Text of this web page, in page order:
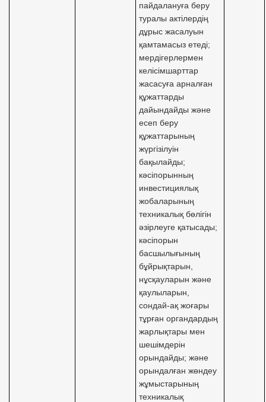
пайдалануға беру
туралы актілердің
дұрыс жасалуын
қамтамасыз етеді;
мердігерлермен
келісімшарттар
жасасуға арналған
құжаттарды
дайындайды және
есеп беру
құжаттарының
жүргізілуін
бақылайды;
кәсіпорынның
инвестициялық
жобаларының
техникалық бөлігін
әзірлеуге қатысады;
кәсіпорын
басшылығының
бұйрықтарын,
нұсқауларын және
қаулыларын,
сондай-ақ жоғары
тұрған органдардың
жарлықтары мен
шешімдерін
орындайды; және
орындалған жөндеу
жұмыстарының
техникалық